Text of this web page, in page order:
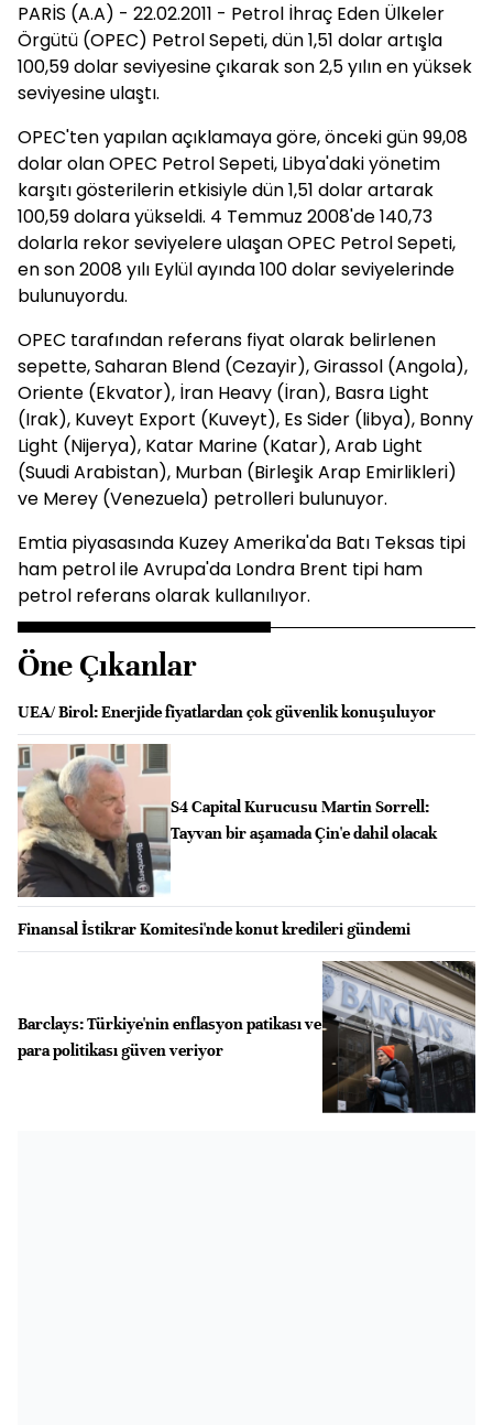
PARİS (A.A) - 22.02.2011 - Petrol İhraç Eden Ülkeler
Örgütü (OPEC) Petrol Sepeti, dün 1,51 dolar artışla
100,59 dolar seviyesine çıkarak son 2,5 yılın en yüksek
seviyesine ulaştı.
OPEC'ten yapılan açıklamaya göre, önceki gün 99,08
dolar olan OPEC Petrol Sepeti, Libya'daki yönetim
karşıtı gösterilerin etkisiyle dün 1,51 dolar artarak
100,59 dolara yükseldi. 4 Temmuz 2008'de 140,73
dolarla rekor seviyelere ulaşan OPEC Petrol Sepeti,
en son 2008 yılı Eylül ayında 100 dolar seviyelerinde
bulunuyordu.
OPEC tarafından referans fiyat olarak belirlenen
sepette, Saharan Blend (Cezayir), Girassol (Angola),
Oriente (Ekvator), İran Heavy (İran), Basra Light
(Irak), Kuveyt Export (Kuveyt), Es Sider (libya), Bonny
Light (Nijerya), Katar Marine (Katar), Arab Light
(Suudi Arabistan), Murban (Birleşik Arap Emirlikleri)
ve Merey (Venezuela) petrolleri bulunuyor.
Emtia piyasasında Kuzey Amerika'da Batı Teksas tipi
ham petrol ile Avrupa'da Londra Brent tipi ham
petrol referans olarak kullanılıyor.
Öne Çıkanlar
UEA/ Birol: Enerjide fiyatlardan çok güvenlik konuşuluyor
S4 Capital Kurucusu Martin Sorrell:
Tayvan bir aşamada Çin'e dahil olacak
Finansal İstikrar Komitesi'nde konut kredileri gündemi
Barclays: Türkiye'nin enflasyon patikası ve
para politikası güven veriyor